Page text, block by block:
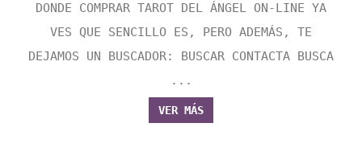
DONDE COMPRAR TAROT DEL ÁNGEL ON-LINE YA
VES QUE SENCILLO ES, PERO ADEMÁS, TE
DEJAMOS UN BUSCADOR: BUSCAR CONTACTA BUSCA
...
VER MÁS